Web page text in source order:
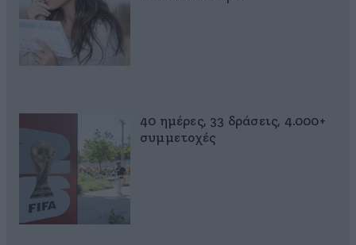
40 ημέρες, 33 δράσεις, 4.000+
συμμετοχές